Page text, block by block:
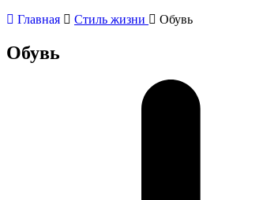
Главная
Стиль жизни Обувь
Обувь